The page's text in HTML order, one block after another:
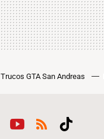
Trucos GTA San Andreas